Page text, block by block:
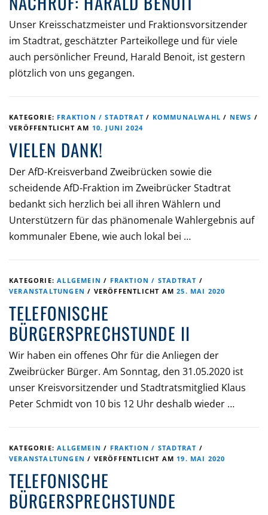
Unser Kreisschatzmeister und Fraktionsvorsitzender
im Stadtrat, geschätzter Parteikollege und für viele
auch persönlicher Freund, Harald Benoit, ist gestern
plötzlich von uns gegangen.
KATEGORIE: FRAKTION / STADTRAT / KOMMUNALWAHL / NEWS /
VERÖFFENTLICHT AM 10. JUNI 2024
VIELEN DANK!
Der AfD-Kreisverband Zweibrücken sowie die
scheidende AfD-Fraktion im Zweibrücker Stadtrat
bedankt sich herzlich bei all ihren Wählern und
Unterstützern für das phänomenale Wahlergebnis auf
kommunaler Ebene, wie auch lokal bei …
KATEGORIE:ALLGEMEIN / FRAKTION / STADTRAT /
VERANSTALTUNGEN / VERÖFFENTLICHT AM25. MAI 2020
TELEFONISCHE
BÜRGERSPRECHSTUNDE II
Wir haben ein offenes Ohr für die Anliegen der
Zweibrücker Bürger. Am Sonntag, den 31.05.2020 ist
unser Kreisvorsitzender und Stadtratsmitglied Klaus
Peter Schmidt von 10 bis 12 Uhr deshalb wieder …
KATEGORIE:ALLGEMEIN / FRAKTION / STADTRAT /
VERANSTALTUNGEN / VERÖFFENTLICHT AM 19. MAI 2020
TELEFONISCHE
BÜRGERSPRECHSTUNDE